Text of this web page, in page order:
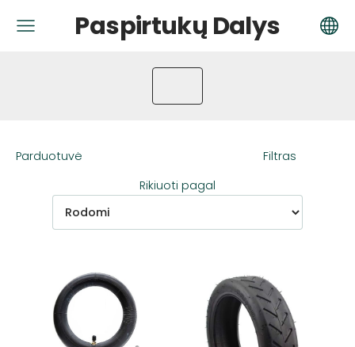
Paspirtukų Dalys
Parduotuvė
Filtras
Rikiuoti pagal